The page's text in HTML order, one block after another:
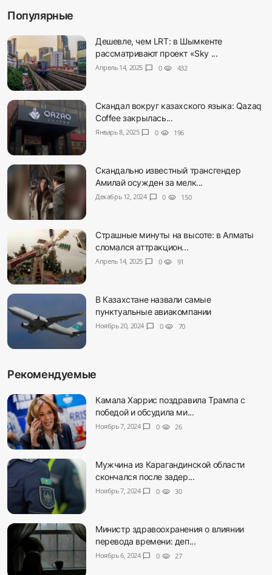
Популярные
Дешевле, чем LRT: в Шымкенте
рассматривают проект «Sky ...
Апрель 14, 2025 chat_bubble 0 visibility 432
Скандал вокруг казахского языка: Qazaq
Coffee закрылась...
Январь 8, 2025 chat_bubble 0 visibility 196
Скандально известный трансгендер
Амилай осужден за мелк...
Декабрь 12, 2024 chat_bubble 0 visibility 150
Страшные минуты на высоте: в Алматы
сломался аттракцион...
Апрель 14, 2025 chat_bubble 0 visibility 91
В Казахстане назвали самые
пунктуальные авиакомпании
Ноябрь 20, 2024 chat_bubble 0 visibility 70
Рекомендуемые
Камала Харрис поздравила Трампа с
победой и обсудила ми...
Ноябрь 7, 2024 chat_bubble 0 visibility 26
Мужчина из Карагандинской области
скончался после задер...
Ноябрь 7, 2024 chat_bubble 0 visibility 30
Министр здравоохранения о влиянии
перевода времени: деп...
Ноябрь 6, 2024 chat_bubble 0 visibility 27